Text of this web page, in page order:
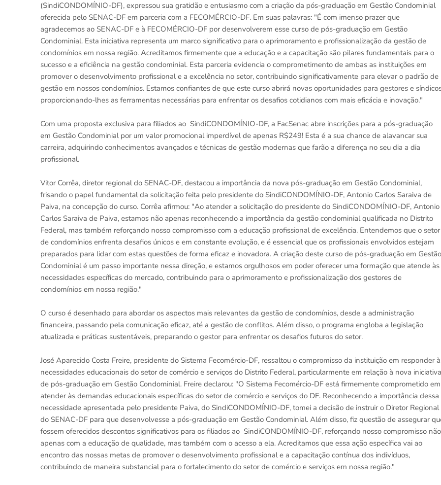
(SindiCONDOMÍNIO-DF), expressou sua gratidão e entusiasmo com a criação da pós-graduação em Gestão Condominial
oferecida pelo SENAC-DF em parceria com a FECOMÉRCIO-DF. Em suas palavras: "É com imenso prazer que
agradecemos ao SENAC-DF e à FECOMÉRCIO-DF por desenvolverem esse curso de pós-graduação em Gestão
Condominial. Esta iniciativa representa um marco significativo para o aprimoramento e profissionalização da gestão de
condomínios em nossa região. Acreditamos firmemente que a educação e a capacitação são pilares fundamentais para o
sucesso e a eficiência na gestão condominial. Esta parceria evidencia o comprometimento de ambas as instituições em
promover o desenvolvimento profissional e a excelência no setor, contribuindo significativamente para elevar o padrão de
gestão em nossos condomínios. Estamos confiantes de que este curso abrirá novas oportunidades para gestores e
proporcionando-lhes as ferramentas necessárias para enfrentar os desafios cotidianos com mais eficácia e inovação."
Com uma proposta exclusiva para filiados ao SindiCONDOMÍNIO-DF, a FacSenac abre inscrições para a pós-graduação
em Gestão Condominial por um valor promocional imperdível de apenas R$249! Esta é a sua chance de alavancar sua
carreira, adquirindo conhecimentos avançados e técnicas de gestão modernas que farão a diferença no seu dia a dia
profissional.
Vitor Corrêa, diretor regional do SENAC-DF, destacou a importância da nova pós-graduação em Gestão Condominial,
frisando o papel fundamental da solicitação feita pelo presidente do SindiCONDOMÍNIO-DF, Antonio Carlos Saraiva de
Paiva, na concepção do curso. Corrêa afirmou: "Ao atender a solicitação do presidente do SindiCONDOMÍNIO-DF, Antonio
Carlos Saraiva de Paiva, estamos não apenas reconhecendo a importância da gestão condominial qualificada no Distrito
Federal, mas também reforçando nosso compromisso com a educação profissional de excelência. Entendemos que o setor
de condomínios enfrenta desafios únicos e em constante evolução, e é essencial que os profissionais envolvidos estejam
preparados para lidar com estas questões de forma eficaz e inovadora. A criação deste curso de pós-graduação em Gestão
Condominial é um passo importante nessa direção, e estamos orgulhosos em poder oferecer uma formação que atende às
necessidades específicas do mercado, contribuindo para o aprimoramento e profissionalização dos gestores de
condomínios em nossa região."
O curso é desenhado para abordar os aspectos mais relevantes da gestão de condomínios, desde a administração
financeira, passando pela comunicação eficaz, até a gestão de conflitos. Além disso, o programa engloba a legislação
atualizada e práticas sustentáveis, preparando o gestor para enfrentar os desafios futuros do setor.
José Aparecido Costa Freire, presidente do Sistema Fecomércio-DF, ressaltou o compromisso da instituição em responder
necessidades educacionais do setor de comércio e serviços do Distrito Federal, particularmente em relação à nova iniciativa
de pós-graduação em Gestão Condominial. Freire declarou: "O Sistema Fecomércio-DF está firmemente comprometido em
atender às demandas educacionais específicas do setor de comércio e serviços do DF. Reconhecendo a importância dessa
necessidade apresentada pelo presidente Paiva, do SindiCONDOMÍNIO-DF, tomei a decisão de instruir o Diretor Regional
do SENAC-DF para que desenvolvesse a pós-graduação em Gestão Condominial. Além disso, fiz questão de assegurar
fossem oferecidos descontos significativos para os filiados ao SindiCONDOMÍNIO-DF, reforçando nosso compromisso não
apenas com a educação de qualidade, mas também com o acesso a ela. Acreditamos que essa ação específica vai ao
encontro das nossas metas de promover o desenvolvimento profissional e a capacitação contínua dos indivíduos,
contribuindo de maneira substancial para o fortalecimento do setor de comércio e serviços em nossa região."